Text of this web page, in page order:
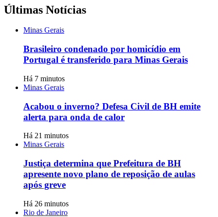
Últimas Notícias
Minas Gerais
Brasileiro condenado por homicídio em
Portugal é transferido para Minas Gerais
Há 7 minutos
Minas Gerais
Acabou o inverno? Defesa Civil de BH emite
alerta para onda de calor
Há 21 minutos
Minas Gerais
Justiça determina que Prefeitura de BH
apresente novo plano de reposição de aulas
após greve
Há 26 minutos
Rio de Janeiro